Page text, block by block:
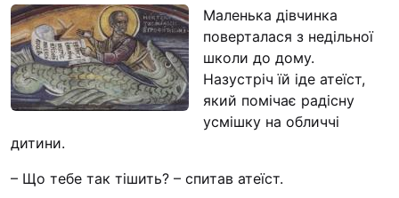
“Капеланчики”
Альтернатива
Одна церква – одна
одна родина
Чемпіонат з міні-
Як допомогти
Маленька дівчинка
поверталася з недільної
школи до дому.
Назустріч їй іде атеїст,
який помічає радісну
усмішку на обличчі
дитини.
– Що тебе так тішить? – спитав атеїст.